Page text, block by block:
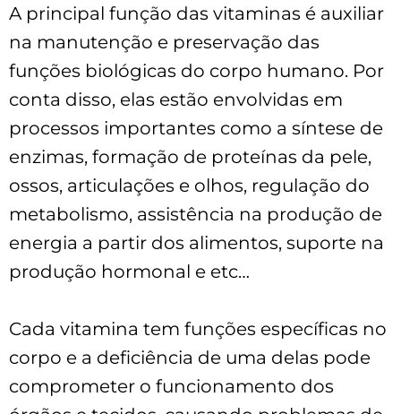
A principal função das vitaminas é auxiliar
na manutenção e preservação das
funções biológicas do corpo humano. Por
conta disso, elas estão envolvidas em
processos importantes como a síntese de
enzimas, formação de proteínas da pele,
ossos, articulações e olhos, regulação do
metabolismo, assistência na produção de
energia a partir dos alimentos, suporte na
produção hormonal e etc…
Cada vitamina tem funções específicas no
corpo e a deficiência de uma delas pode
comprometer o funcionamento dos